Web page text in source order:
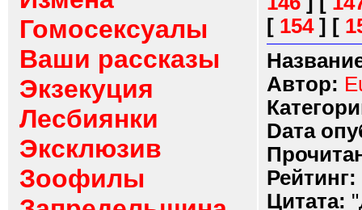
Гомосексуалы
Ваши рассказы
Экзекуция
Лесбиянки
Эксклюзив
Зоофилы
[ 154] [
Автор:
Dата
Рейтинг:
Цитата: